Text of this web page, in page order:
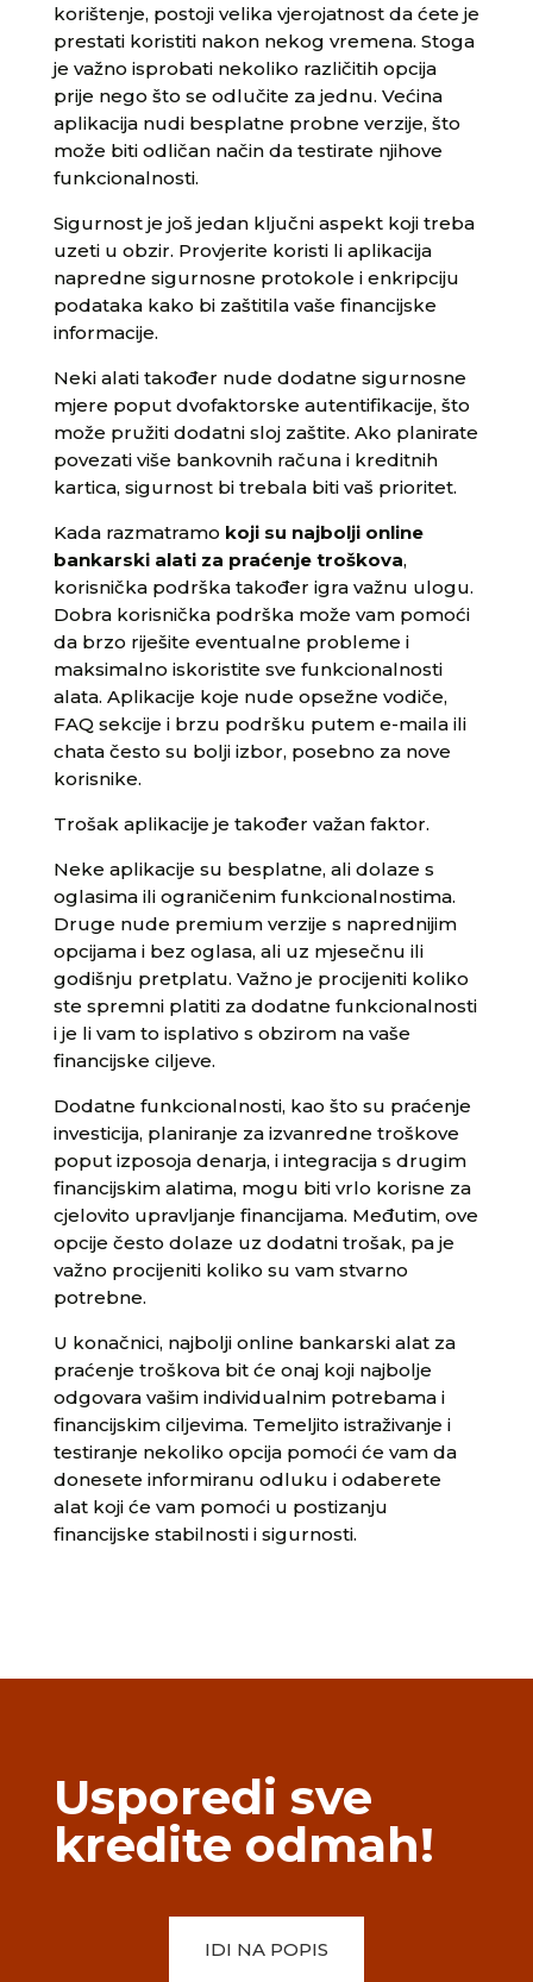
korištenje, postoji velika vjerojatnost da ćete je
prestati koristiti nakon nekog vremena. Stoga
je važno isprobati nekoliko različitih opcija
prije nego što se odlučite za jednu. Većina
aplikacija nudi besplatne probne verzije, što
može biti odličan način da testirate njihove
funkcionalnosti.
Sigurnost je još jedan ključni aspekt koji treba
uzeti u obzir. Provjerite koristi li aplikacija
napredne sigurnosne protokole i enkripciju
podataka kako bi zaštitila vaše financijske
informacije.
Neki alati također nude dodatne sigurnosne
mjere poput dvofaktorske autentifikacije, što
može pružiti dodatni sloj zaštite. Ako planirate
povezati više bankovnih računa i kreditnih
kartica, sigurnost bi trebala biti vaš prioritet.
Kada razmatramo koji su najbolji online
bankarski alati za praćenje troškova,
korisnička podrška također igra važnu ulogu.
Dobra korisnička podrška može vam pomoći
da brzo riješite eventualne probleme i
maksimalno iskoristite sve funkcionalnosti
alata. Aplikacije koje nude opsežne vodiče,
FAQ sekcije i brzu podršku putem e-maila ili
chata često su bolji izbor, posebno za nove
korisnike.
Trošak aplikacije je također važan faktor.
Neke aplikacije su besplatne, ali dolaze s
oglasima ili ograničenim funkcionalnostima.
Druge nude premium verzije s naprednijim
opcijama i bez oglasa, ali uz mjesečnu ili
godišnju pretplatu. Važno je procijeniti koliko
ste spremni platiti za dodatne funkcionalnosti
i je li vam to isplativo s obzirom na vaše
financijske ciljeve.
Dodatne funkcionalnosti, kao što su praćenje
investicija, planiranje za izvanredne troškove
poput izposoja denarja, i integracija s drugim
financijskim alatima, mogu biti vrlo korisne za
cjelovito upravljanje financijama. Međutim, ove
opcije često dolaze uz dodatni trošak, pa je
važno procijeniti koliko su vam stvarno
potrebne.
U konačnici, najbolji online bankarski alat za
praćenje troškova bit će onaj koji najbolje
odgovara vašim individualnim potrebama i
financijskim ciljevima. Temeljito istraživanje i
testiranje nekoliko opcija pomoći će vam da
donesete informiranu odluku i odaberete
alat koji će vam pomoći u postizanju
financijske stabilnosti i sigurnosti.
Usporedi sve
kredite odmah!
IDI NA POPIS